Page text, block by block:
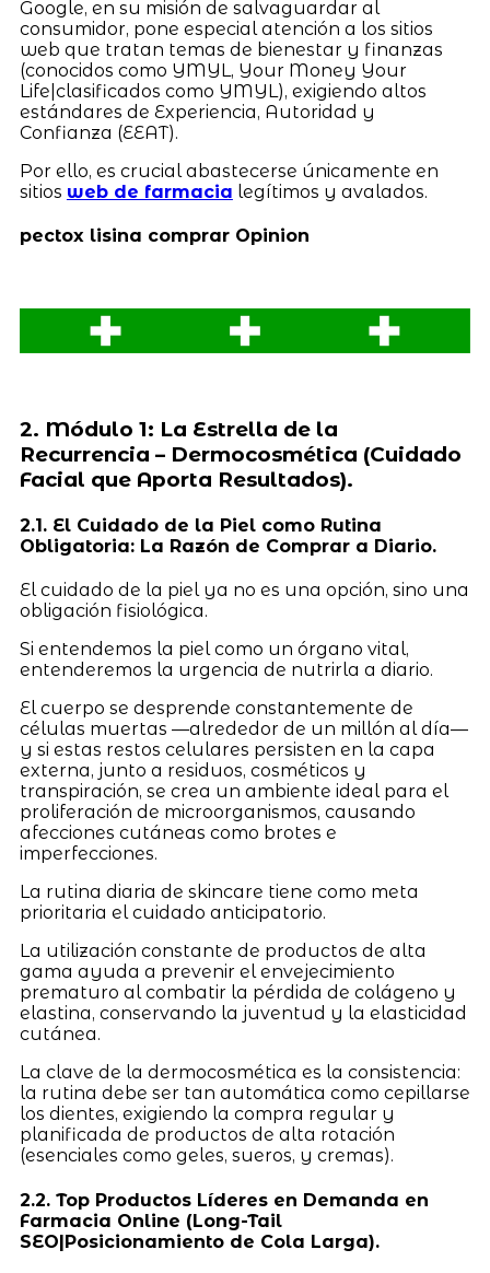
Google, en su misión de salvaguardar al
consumidor, pone especial atención a los sitios
web que tratan temas de bienestar y finanzas
(conocidos como YMYL, Your Money Your
Life|clasificados como YMYL), exigiendo altos
estándares de Experiencia, Autoridad y
Confianza (EEAT).
Por ello, es crucial abastecerse únicamente en
sitios web de farmacia legítimos y avalados.
pectox lisina comprar Opinion
2. Módulo 1: La Estrella de la
Recurrencia – Dermocosmética (Cuidado
Facial que Aporta Resultados).
2.1. El Cuidado de la Piel como Rutina
Obligatoria: La Razón de Comprar a Diario.
El cuidado de la piel ya no es una opción, sino una
obligación fisiológica.
Si entendemos la piel como un órgano vital,
entenderemos la urgencia de nutrirla a diario.
El cuerpo se desprende constantemente de
células muertas —alrededor de un millón al día—
y si estas restos celulares persisten en la capa
externa, junto a residuos, cosméticos y
transpiración, se crea un ambiente ideal para el
proliferación de microorganismos, causando
afecciones cutáneas como brotes e
imperfecciones.
La rutina diaria de skincare tiene como meta
prioritaria el cuidado anticipatorio.
La utilización constante de productos de alta
gama ayuda a prevenir el envejecimiento
prematuro al combatir la pérdida de colágeno y
elastina, conservando la juventud y la elasticidad
cutánea.
La clave de la dermocosmética es la consistencia:
la rutina debe ser tan automática como cepillarse
los dientes, exigiendo la compra regular y
planificada de productos de alta rotación
(esenciales como geles, sueros, y cremas).
2.2. Top Productos Líderes en Demanda en
Farmacia Online (Long-Tail
SEO|Posicionamiento de Cola Larga).